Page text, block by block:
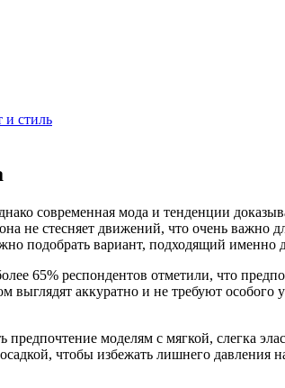
и стиль
современная мода и тенденции
не стесняет движений, что очень важно
подобрать вариант, подходящий именно
65% респондентов отметили, что
аккуратно и не требуют
моделям с мягкой, слегка
чтобы избежать лишнего давления